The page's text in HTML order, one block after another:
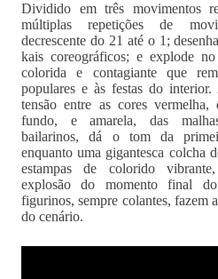
Dividido em três movimentos
múltiplas repetições de
decrescente do 21 até o 1;
kais coreográficos; e explode
colorida e contagiante que
populares e às festas do
tensão entre as cores
fundo, e amarela, das
bailarinos, dá o tom da
enquanto uma gigantesca colcha
estampas de colorido
explosão do momento final
figurinos, sempre colantes, fazem
do cenário.